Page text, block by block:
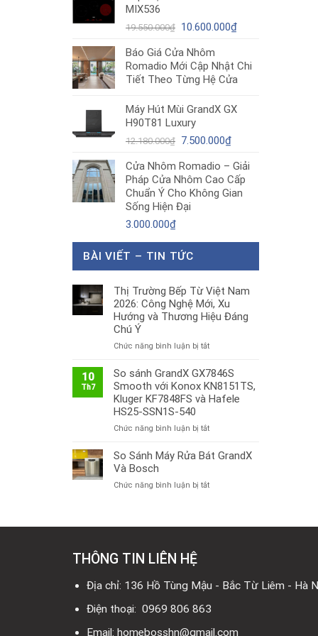
5.200.000₫.
MIX536
19.550.000₫ Giá
là:
19.550.000₫.
10.600.000₫Giá
là:
10.600.000₫.
Báo Giá Cửa Nhôm
Romadio Mới Cập Nhật Chi
Tiết Theo Từng Hệ Cửa
Máy Hút Mùi GrandX GX
H90T81 Luxury
12.180.000₫ Giá
là:
12.180.000₫.
7.500.000₫Giá
tại
là:
7.500.000₫.
Cửa Nhôm Romadio – Giải
Pháp Cửa Nhôm Cao Cấp
Chuẩn Ý Cho Không Gian
Sống Hiện Đại
3.000.000₫
BÀI VIẾT – TIN TỨC
Thị Trường Bếp Từ Việt Nam
2026: Công Nghệ Mới, Xu
Hướng và Thương Hiệu Đáng
Chú Ý
Chức năng bình luận bị tắtở
Trường
Bếp
Từ
2026:
Nghệ
Hướng
Hiệu
10
Th7
So sánh GrandX GX7846S
Smooth với Konox KN8151TS,
Kluger KF7848FS và Hafele
HS25-SSN1S-540
Chức năng bình luận bị tắtở
sánh
Smooth
HS25-
540
So Sánh Máy Rửa Bát GrandX
Và Bosch
Chức năng bình luận bị tắtở
Bosch
THÔNG TIN LIÊN HỆ
Địa chỉ: 136 Hồ Tùng Mậu - Bắc Từ Liêm - Hà
Điện thoại: 0969 806 863
Email: homebosshn@gmail.com